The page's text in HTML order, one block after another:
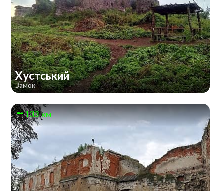
Хустський
Замок
133 км